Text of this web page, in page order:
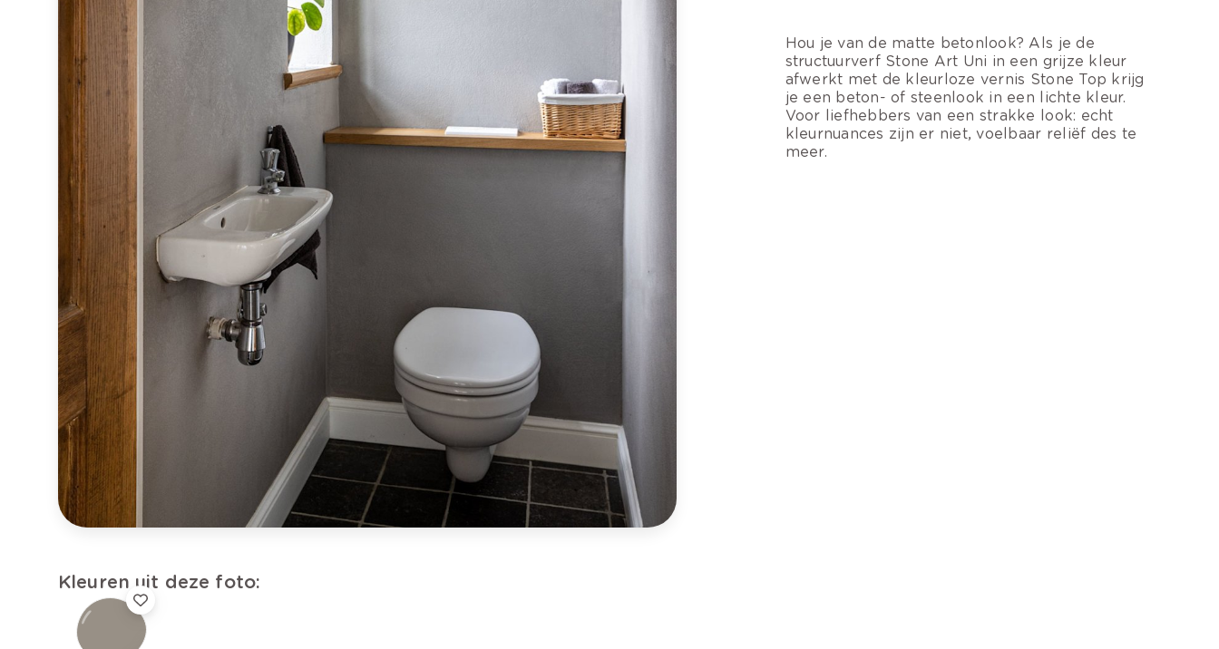
Hou je van de matte betonlook? Als je de
structuurverf Stone Art Uni in een grijze kleur
afwerkt met de kleurloze vernis Stone Top krijg
je een beton- of steenlook in een lichte kleur.
Voor liefhebbers van een strakke look: echt
kleurnuances zijn er niet, voelbaar reliëf des te
meer.
Kleuren uit deze foto: